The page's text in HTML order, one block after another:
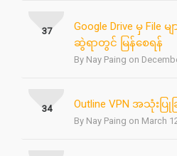
Google Drive မှ File မ
ဆွဲရာတွင် မြန်စေရန်
By Nay Paing on
37
Outline VPN အသုံးပြုခ
By Nay Paing on March
34